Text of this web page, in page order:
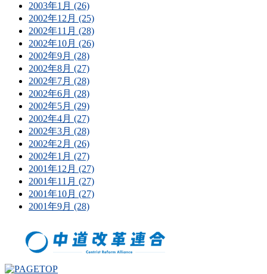
2003年1月 (26)
2002年12月 (25)
2002年11月 (28)
2002年10月 (26)
2002年9月 (28)
2002年8月 (27)
2002年7月 (28)
2002年6月 (28)
2002年5月 (29)
2002年4月 (27)
2002年3月 (28)
2002年2月 (26)
2002年1月 (27)
2001年12月 (27)
2001年11月 (27)
2001年10月 (27)
2001年9月 (28)